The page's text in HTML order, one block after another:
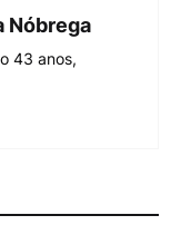
Nóbrega
43 anos,